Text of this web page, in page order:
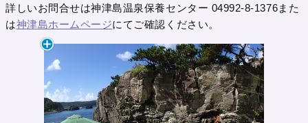
詳しいお問合せは神津島温泉保養センター 04992-8-1376また
は神津島ホームページにてご確認ください。